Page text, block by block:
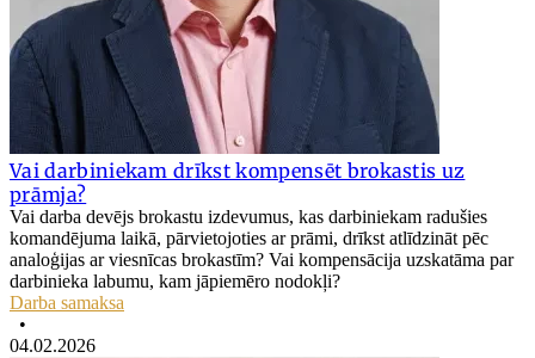
Vai darbiniekam drīkst kompensēt brokastis uz
prāmja?
Vai darba devējs brokastu izdevumus, kas darbiniekam radušies
komandējuma laikā, pārvietojoties ar prāmi, drīkst atlīdzināt pēc
analoģijas ar viesnīcas brokastīm? Vai kompensācija uzskatāma par
darbinieka labumu, kam jāpiemēro nodokļi?
Darba samaksa
•
04.02.2026